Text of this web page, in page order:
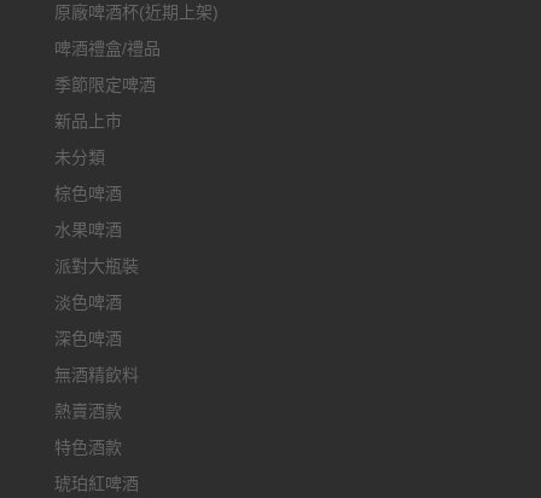
原廠啤酒杯(近期上架)
啤酒禮盒/禮品
季節限定啤酒
新品上市
未分類
棕色啤酒
水果啤酒
派對大瓶裝
淡色啤酒
深色啤酒
無酒精飲料
熱賣酒款
特色酒款
琥珀紅啤酒